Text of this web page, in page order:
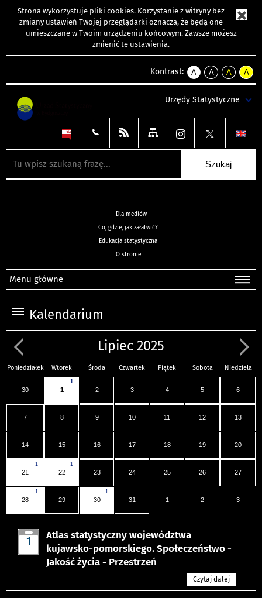
Strona wykorzystuje pliki cookies. Korzystanie z witryny bez
zmiany ustawień Twojej przeglądarki oznacza, że będą one
umieszczane w Twoim urządzeniu końcowym. Zawsze możesz
zmienić te ustawienia.
Kontrast:
A
kontrast
A
kontrast
tekst
czarnym
A
kontrast
tekst
czarnym
A
tekst
żółtym
Urzędy Statystyczne
Dla mediów
Co, gdzie, jak załatwić?
Edukacja statystyczna
O stronie
Menu główne
Kalendarium
Lipiec 2025
Poniedziałek Wtorek Środa Czwartek Piątek Sobota Niedziela
30
1
1 2 3 4 5 6
7 8 9 10 11 12 13
14 15 16 17 18 19 20
1
21
1
22 23 24 25 26 27
1
28 29
1
30 31 1 2 3
1
Atlas statystyczny województwa
kujawsko-pomorskiego. Społeczeństwo -
Jakość życia - Przestrzeń
Czytaj dalej